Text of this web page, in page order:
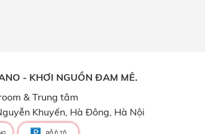
- KHƠI NGUỒN ĐAM MÊ.
& Trung tâm
Khuyến, Hà Đông, Hà Nội